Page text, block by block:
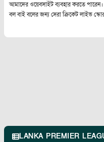
আমাদের ওয়েবসাইট ব্যবহার করতে
বল বাই বলের জন্য সেরা ক্রিকেট লাইভ
LANKA PREMIER